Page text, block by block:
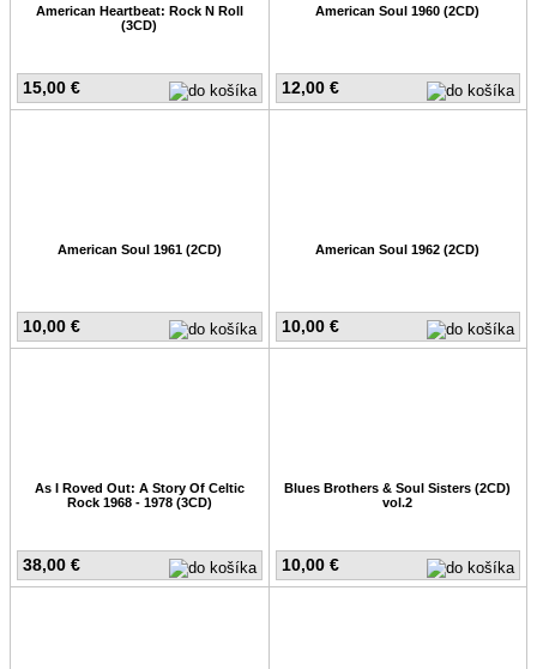
15,00 €
American Heartbeat: Rock N Roll
(3CD)
12,00 €
American Soul 1960 (2CD)
10,00 €
American Soul 1961 (2CD)
10,00 €
American Soul 1962 (2CD)
38,00 €
As I Roved Out: A Story Of Celtic
Rock 1968 - 1978 (3CD)
10,00 €
Blues Brothers & Soul Sisters (2CD)
vol.2